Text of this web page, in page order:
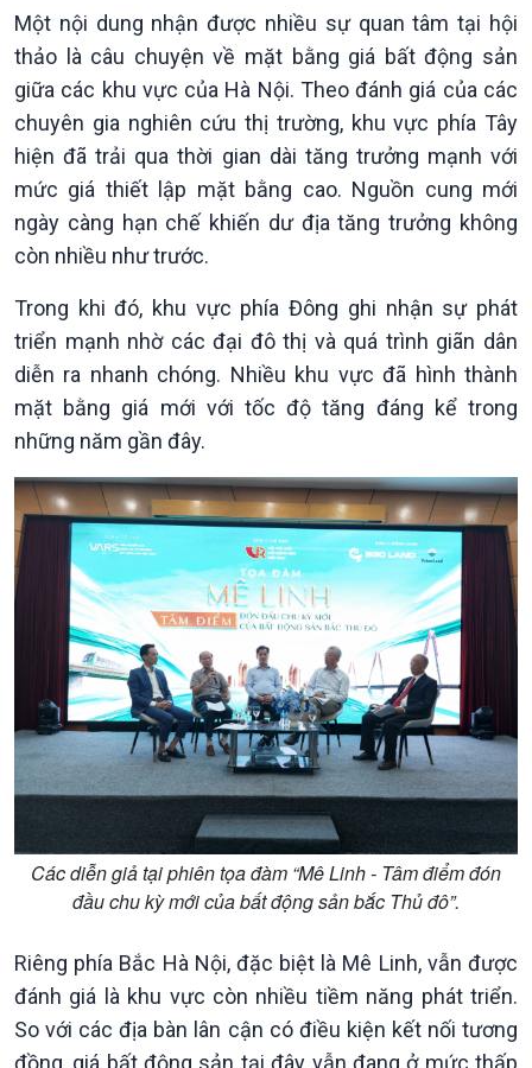
360 độ Sức khỏe
Chuyển đổi Xanh
Tài nguyên và Môi trường
Chuyên gia của bạn
Xã hội chuyển động
Bước chân đến trường
Kết nối công nghệ
Sống chung với biến đổi
khí hậu
Một nội dung nhận được nhiều sự quan tâm tại hội
thảo là câu chuyện về mặt bằng giá bất động sản
giữa các khu vực của Hà Nội. Theo đánh giá của các
chuyên gia nghiên cứu thị trường, khu vực phía Tây
hiện đã trải qua thời gian dài tăng trưởng mạnh với
mức giá thiết lập mặt bằng cao. Nguồn cung mới
ngày càng hạn chế khiến dư địa tăng trưởng không
còn nhiều như trước.
Trong khi đó, khu vực phía Đông ghi nhận sự phát
triển mạnh nhờ các đại đô thị và quá trình giãn dân
diễn ra nhanh chóng. Nhiều khu vực đã hình thành
mặt bằng giá mới với tốc độ tăng đáng kể trong
những năm gần đây.
Các diễn giả tại phiên tọa đàm “Mê Linh - Tâm điểm đón
đầu chu kỳ mới của bất động sản bắc Thủ đô”.
Riêng phía Bắc Hà Nội, đặc biệt là Mê Linh, vẫn được
đánh giá là khu vực còn nhiều tiềm năng phát triển.
So với các địa bàn lân cận có điều kiện kết nối tương
đồng, giá bất động sản tại đây vẫn đang ở mức thấp